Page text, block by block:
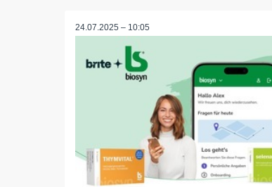
24.07.2025 – 10:05